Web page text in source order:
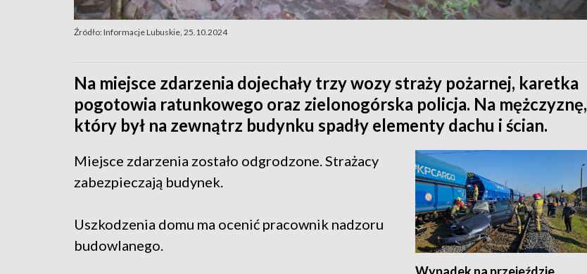
Źródło: Informacje Lubuskie, 25.10.2024
Na miejsce zdarzenia dojechały trzy wozy straży pożarnej, karetka
pogotowia ratunkowego oraz zielonogórska policja. Na mężczyznę,
który był na zewnątrz budynku spadły elementy dachu i ścian.
Miejsce zdarzenia zostało odgrodzone. Strażacy
zabezpieczają budynek.
Uszkodzenia domu ma ocenić pracownik nadzoru
budowlanego.